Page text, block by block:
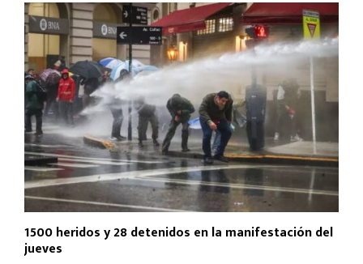
1500 heridos y 28 detenidos en la manifestación del
jueves